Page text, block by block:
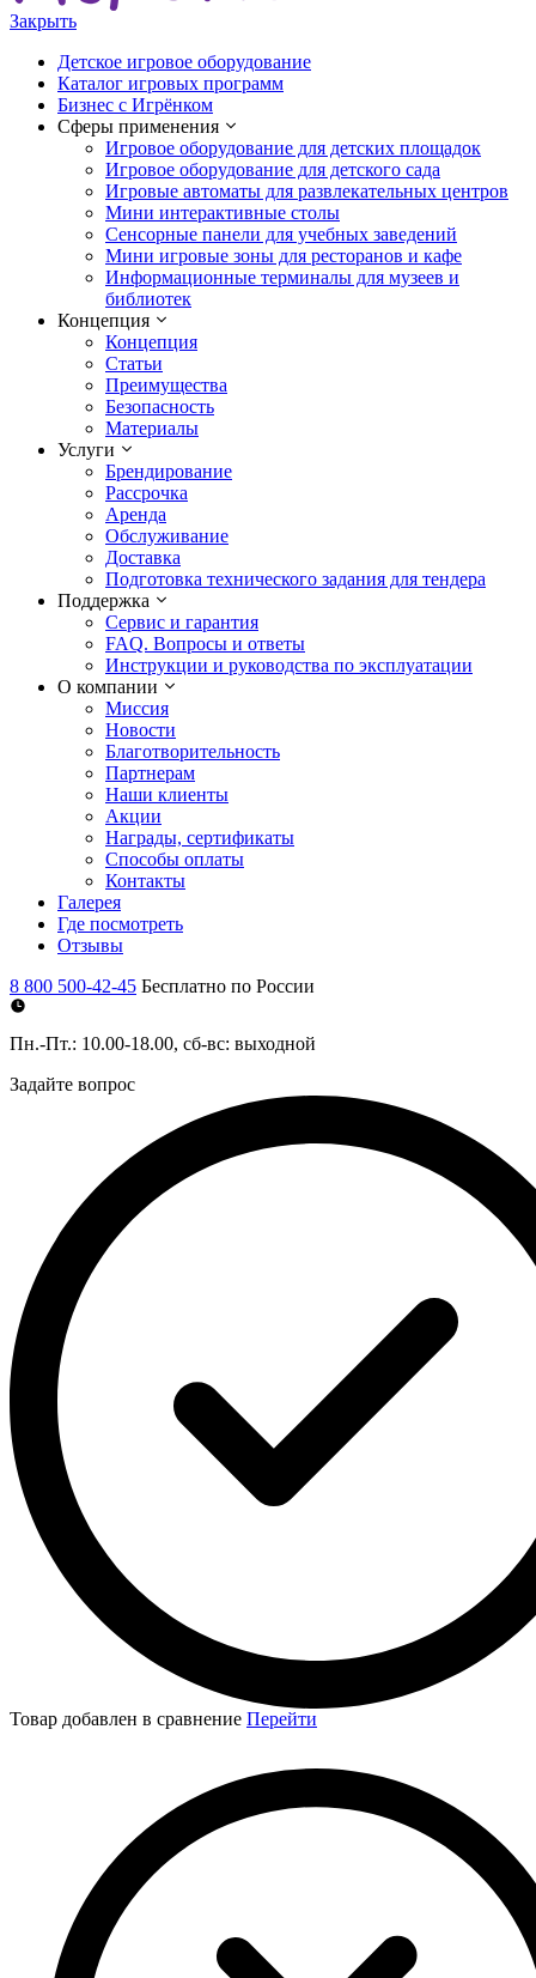
Закрыть
Детское игровое оборудование
Каталог игровых программ
Бизнес с Игрёнком
Сферы применения
Игровое оборудование для детских площадок
Игровое оборудование для детского сада
Игровые автоматы для развлекательных центров
Мини интерактивные столы
Сенсорные панели для учебных заведений
Мини игровые зоны для ресторанов и кафе
Информационные терминалы для музеев и
библиотек
Концепция
Концепция
Статьи
Преимущества
Безопасность
Материалы
Услуги
Брендирование
Рассрочка
Аренда
Обслуживание
Доставка
Подготовка технического задания для тендера
Поддержка
Сервис и гарантия
FAQ. Вопросы и ответы
Инструкции и руководства по эксплуатации
О компании
Миссия
Новости
Благотворительность
Партнерам
Наши клиенты
Акции
Награды, сертификаты
Способы оплаты
Контакты
Галерея
Где посмотреть
Отзывы
8 800 500-42-45 Бесплатно по России
Пн.-Пт.: 10.00-18.00, сб-вс: выходной
Задайте вопрос
Товар добавлен в сравнение Перейти